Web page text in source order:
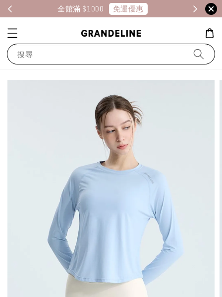
全館滿 $1000 免運優惠 消
搜尋